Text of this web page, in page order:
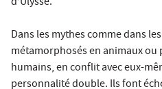
Dans les mythes comme dans
métamorphosés en animaux
humains, en conflit avec eux-
personnalité double. Ils font